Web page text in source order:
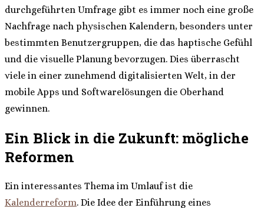
durchgeführten Umfrage gibt es immer noch eine große
Nachfrage nach physischen Kalendern, besonders unter
bestimmten Benutzergruppen, die das haptische Gefühl
und die visuelle Planung bevorzugen. Dies überrascht
viele in einer zunehmend digitalisierten Welt, in der
mobile Apps und Softwarelösungen die Oberhand
gewinnen.
Ein Blick in die Zukunft: mögliche
Reformen
Ein interessantes Thema im Umlauf ist die
Kalenderreform. Die Idee der Einführung eines